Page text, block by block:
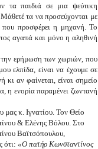
τα παιδιά σε μια ψεύτικη
τα να προσεύχονται με
προσφέρει η μηχανή. Το
αγαπά και μόνο η αληθινή
την ερήμωση των χωριών, που
ελπίδα, είναι να έχουμε σε
κι αν φαίνεται, είναι σημείο
η ενορία παραμένει ζωντανή
μας κ. Ιγνατίου. Τον Θείο
& Ελένης Βόλου. Στο
Βαϊτσόπουλου,
ότι: «Ο πατήρ Κωνσταντίνος